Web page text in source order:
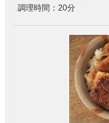
調理時間：20分